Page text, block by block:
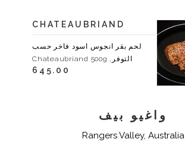
CHATEAUBRIAND
لحم بقر انجوس اسود فاخر حسب
التوفر, Chateaubriand 500g
645.00
واغيو بيف
Rangers Valley, Australia